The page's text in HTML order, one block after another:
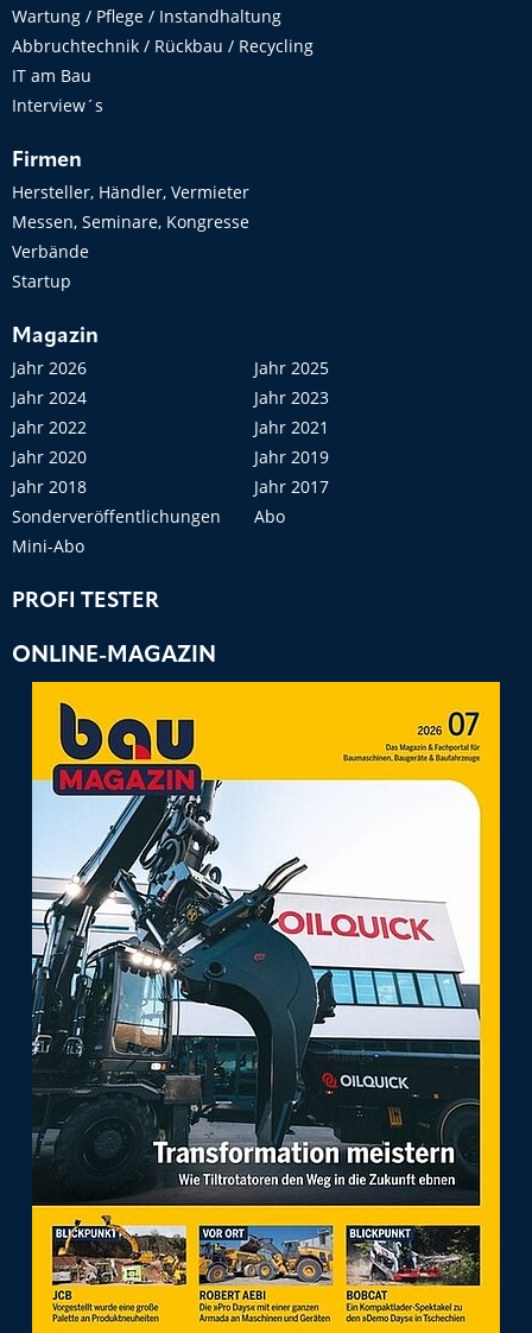
Wartung / Pflege / Instandhaltung
Abbruchtechnik / Rückbau / Recycling
IT am Bau
Interview´s
Firmen
Hersteller, Händler, Vermieter
Messen, Seminare, Kongresse
Verbände
Startup
Magazin
Jahr 2026
Jahr 2025
Jahr 2024
Jahr 2023
Jahr 2022
Jahr 2021
Jahr 2020
Jahr 2019
Jahr 2018
Jahr 2017
Sonderveröffentlichungen
Abo
Mini-Abo
PROFI TESTER
ONLINE-MAGAZIN